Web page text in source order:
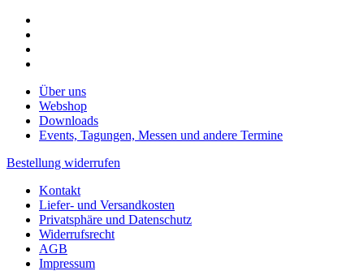
Über uns
Webshop
Downloads
Events, Tagungen, Messen und andere Termine
Bestellung widerrufen
Kontakt
Liefer- und Versandkosten
Privatsphäre und Datenschutz
Widerrufsrecht
AGB
Impressum